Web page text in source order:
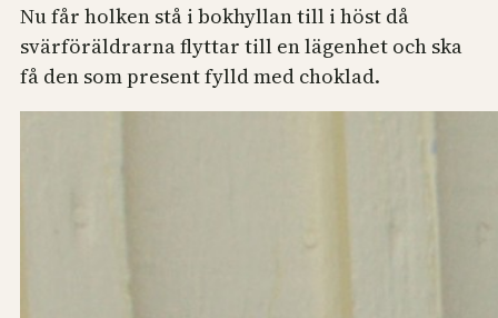
Nu får holken stå i bokhyllan till i höst då
svärföräldrarna flyttar till en lägenhet och ska
få den som present fylld med choklad.